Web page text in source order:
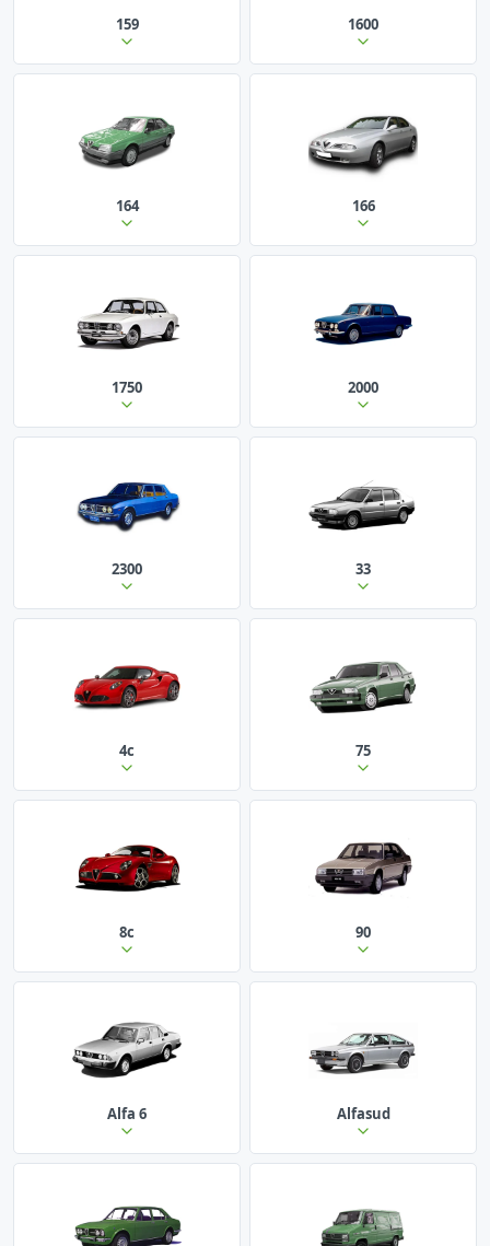
159 1600
164 166
1750 2000
2300 33
4c 75
8c 90
Alfa 6 Alfasud